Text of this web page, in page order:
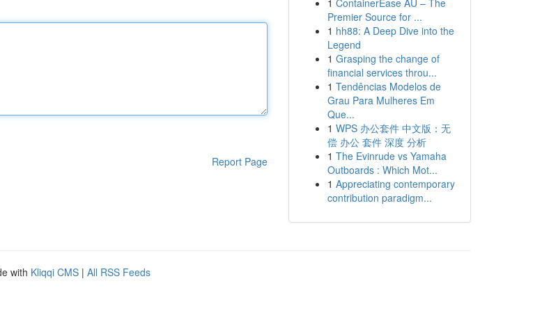
Report Page
1 ContainerEase AU – The
Premier Source for ...
1 hh88: A Deep Dive into the
Legend
1 Grasping the change of
financial services throu...
1 Tendências Modelos de
Grau Para Mulheres Em
Que...
1 WPS 办公套件 中文版：无
偿 办公 套件 深度 分析
1 The Evinrude vs Yamaha
Outboards : Which Mot...
1 Appreciating contemporary
contribution paradigm...
with Kliqqi CMS | All RSS Feeds